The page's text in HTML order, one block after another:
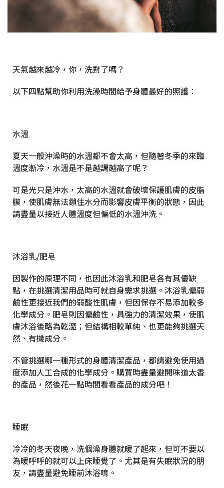
天氣越來越冷，你，洗對了嗎？
以下四點幫助你利用洗澡時間給予身體最好的照護：
水溫
夏天一般沖澡時的水溫都不會太高，但隨著冬季的來臨
溫度漸冷，水溫是不是越調越高了呢？
可是光只是沖水，太高的水溫就會破壞保護肌膚的皮脂
膜，使肌膚無法鎖住水分而影響皮膚平衡的狀態，因此
請盡量以接近人體溫度但偏低的水溫沖洗 。
沐浴乳/肥皂
因製作的原理不同，也因此沐浴乳和肥皂各有其優缺
點，在挑選清潔用品時可就自身需求挑選。沐浴乳偏弱
鹼性更接近我們的弱酸性肌膚，但因保存不易添加較多
化學成分。肥皂則因偏鹼性，具強力的清潔效果，使肌
膚沐浴後略為乾澀；但結構相較單純、也更能夠挑選天
然、有機成分。
不管挑選哪一種形式的身體清潔產品，都請避免使用過
度添加人工合成的化學成分。購買時盡量避開味道太香
的產品，然後花一點時間看看產品的成分吧！
睡眠
冷冷的冬天夜晚，洗個澡身體就暖了起來，但可不要以
為暖呼呼的就可以上床睡覺了。尤其是有失眠狀況的朋
友，請盡量避免睡前沐浴唷。